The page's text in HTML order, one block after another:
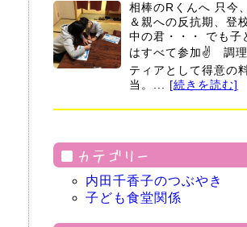
相棒のRくんへ 只今
＆親への反抗期、登
中の君・・・ でも子
はすべて参加✌ 調理
ティアとして得意の
当。... [続きを読む]
カテゴリー
内田千香子のつぶやき
子ども食堂関係